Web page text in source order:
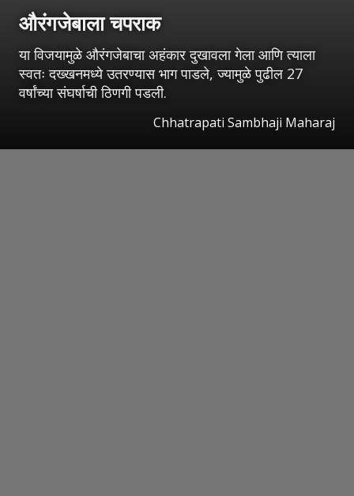
औरंगजेबाला चपराक
या विजयामुळे औरंगजेबाचा अहंकार दुखावला गेला आणि त्याला
स्वतः दख्खनमध्ये उतरण्यास भाग पाडले, ज्यामुळे पुढील 27
वर्षांच्या संघर्षाची ठिणगी पडली.
Chhatrapati Sambhaji Maharaj